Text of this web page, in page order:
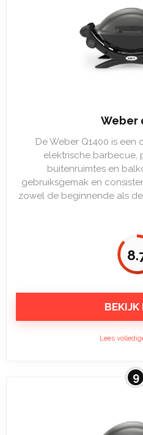
Weber
De Weber Q1400 is
elektrische barbecue,
buitenruimtes en
gebruiksgemak en
zowel de beginnende als
BEKIJK
Lees
9